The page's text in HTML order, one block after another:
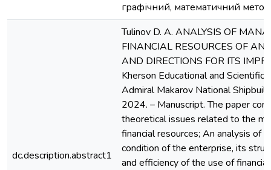
графічний, математичний
dc.description.abstract1
Tulinov D. A. ANALYSIS OF
FINANCIAL RESOURCES OF AN
AND DIRECTIONS FOR ITS
Kherson Educational and
Admiral Makarov National
2024. – Manuscript. The paper
theoretical issues related to the
financial resources; An analysis of
condition of the enterprise, its
and efficiency of the use of